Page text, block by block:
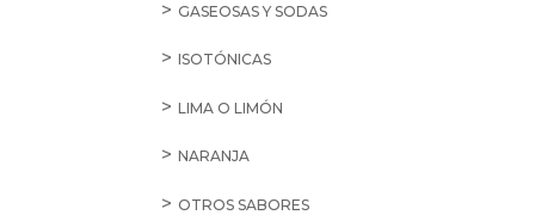
GASEOSAS Y SODAS
ISOTÓNICAS
LIMA O LIMÓN
NARANJA
OTROS SABORES